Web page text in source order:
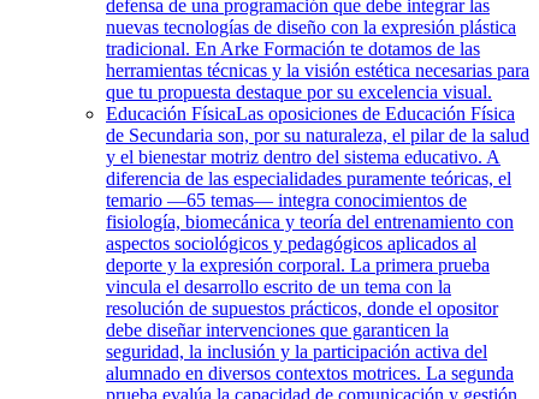
defensa de una programación que debe integrar las
nuevas tecnologías de diseño con la expresión plástica
tradicional. En Arke Formación te dotamos de las
herramientas técnicas y la visión estética necesarias para
que tu propuesta destaque por su excelencia visual.
Educación FísicaLas oposiciones de Educación Física
de Secundaria son, por su naturaleza, el pilar de la salud
y el bienestar motriz dentro del sistema educativo. A
diferencia de las especialidades puramente teóricas, el
temario —65 temas— integra conocimientos de
fisiología, biomecánica y teoría del entrenamiento con
aspectos sociológicos y pedagógicos aplicados al
deporte y la expresión corporal. La primera prueba
vincula el desarrollo escrito de un tema con la
resolución de supuestos prácticos, donde el opositor
debe diseñar intervenciones que garanticen la
seguridad, la inclusión y la participación activa del
alumnado en diversos contextos motrices. La segunda
prueba evalúa la capacidad de comunicación y gestión